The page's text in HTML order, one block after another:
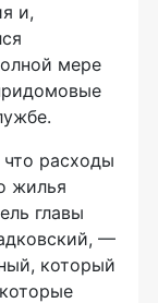
и,
мере
расходы
жилья
главы
—
который